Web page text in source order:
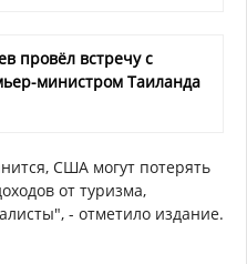
провёл встречу с
министром Таиланда
США могут потерять
от туризма,
- отметило издание.